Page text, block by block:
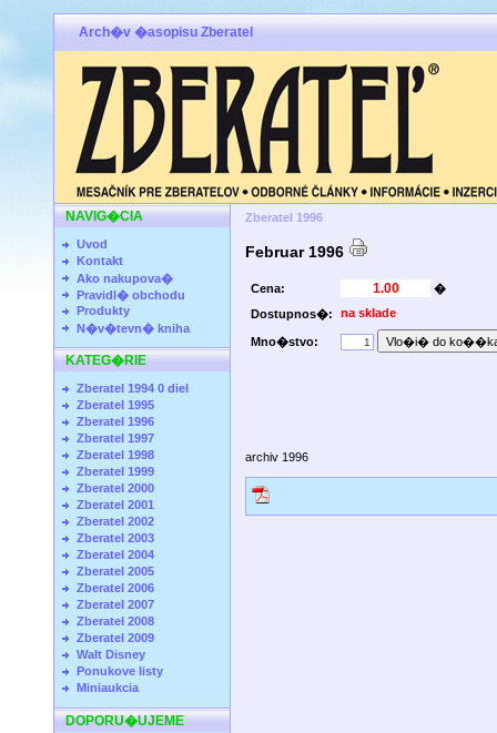
Arch�v �asopisu Zberatel
NAVIG�CIA
Uvod
Kontakt
Ako nakupova�
Pravidl� obchodu
Produkty
N�v�tevn� kniha
KATEG�RIE
Zberatel 1994 0 diel
Zberatel 1995
Zberatel 1996
Zberatel 1997
Zberatel 1998
Zberatel 1999
Zberatel 2000
Zberatel 2001
Zberatel 2002
Zberatel 2003
Zberatel 2004
Zberatel 2005
Zberatel 2006
Zberatel 2007
Zberatel 2008
Zberatel 2009
Walt Disney
Ponukove listy
Miniaukcia
DOPORU�UJEME
Zberatel 1996
Februar 1996
Cena:
�
Dostupnos�:
na sklade
Mno�stvo:
archiv 1996